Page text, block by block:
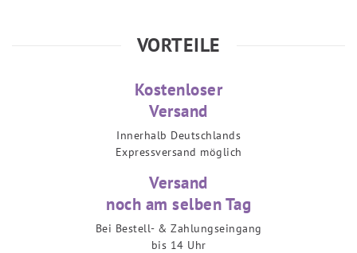
VORTEILE
Kostenloser
Versand
Innerhalb Deutschlands
Expressversand möglich
Versand
noch am selben Tag
Bei Bestell- & Zahlungseingang
bis 14 Uhr